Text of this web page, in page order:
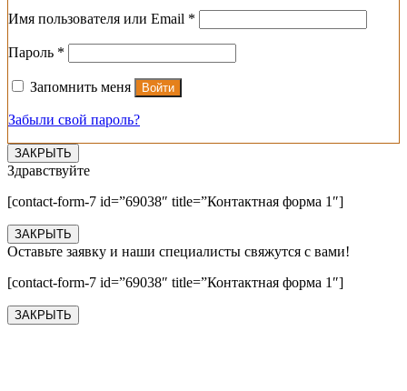
Имя пользователя или Email *
Пароль *
Запомнить меня Войти
Забыли свой пароль?
ЗАКРЫТЬ
Здравствуйте
[contact-form-7 id=”69038″ title=”Контактная форма 1″]
ЗАКРЫТЬ
Оставьте заявку и наши специалисты свяжутся с вами!
[contact-form-7 id=”69038″ title=”Контактная форма 1″]
ЗАКРЫТЬ